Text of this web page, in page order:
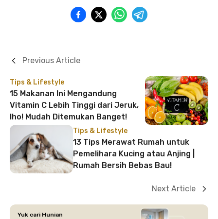
Tips & Lifestyle
15 Makanan Ini Mengandung
Vitamin C Lebih Tinggi dari Jeruk,
lho! Mudah Ditemukan Banget!
Previous Article
Tips & Lifestyle
13 Tips Merawat Rumah untuk
Pemelihara Kucing atau Anjing |
Rumah Bersih Bebas Bau!
Next Article
Yuk cari Hunian